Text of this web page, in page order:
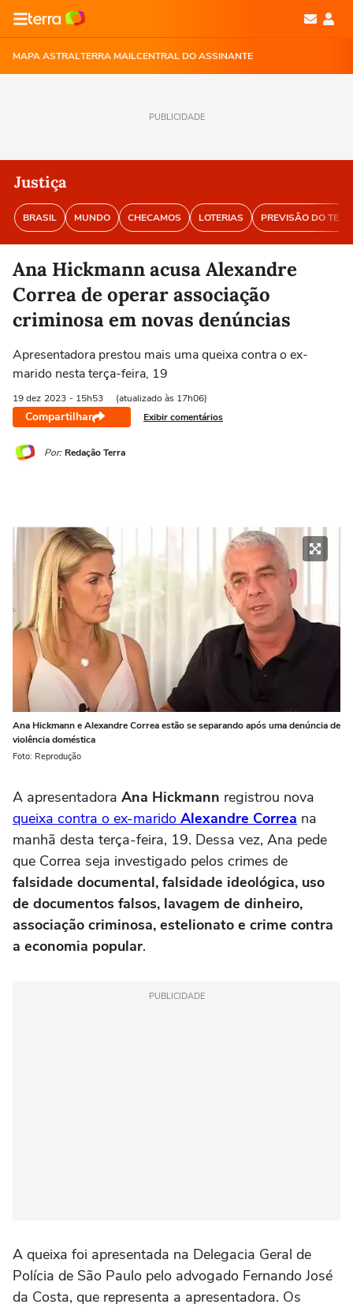
MAPA ASTRALTERRA MAILCENTRAL DO ASSINANTE
PUBLICIDADE
Justiça
BRASIL MUNDO CHECAMOS LOTERIAS PREVISÃO DO
Ana Hickmann acusa Alexandre
Correa de operar associação
criminosa em novas denúncias
Apresentadora prestou mais uma queixa contra o ex-
marido nesta terça-feira, 19
19 dez 2023 - 15h53 (atualizado às 17h06)
Compartilhar Exibir comentários
Por: Redação Terra
Ana Hickmann e Alexandre Correa estão se separando após uma denúncia de
violência doméstica
Foto: Reprodução
A apresentadora Ana Hickmann registrou nova
queixa contra o ex-marido Alexandre Correa na
manhã desta terça-feira, 19. Dessa vez, Ana pede
que Correa seja investigado pelos crimes de
falsidade documental, falsidade ideológica, uso
de documentos falsos, lavagem de dinheiro,
associação criminosa, estelionato e crime contra
a economia popular.
PUBLICIDADE
A queixa foi apresentada na Delegacia Geral de
Polícia de São Paulo pelo advogado Fernando José
da Costa, que representa a apresentadora. Os